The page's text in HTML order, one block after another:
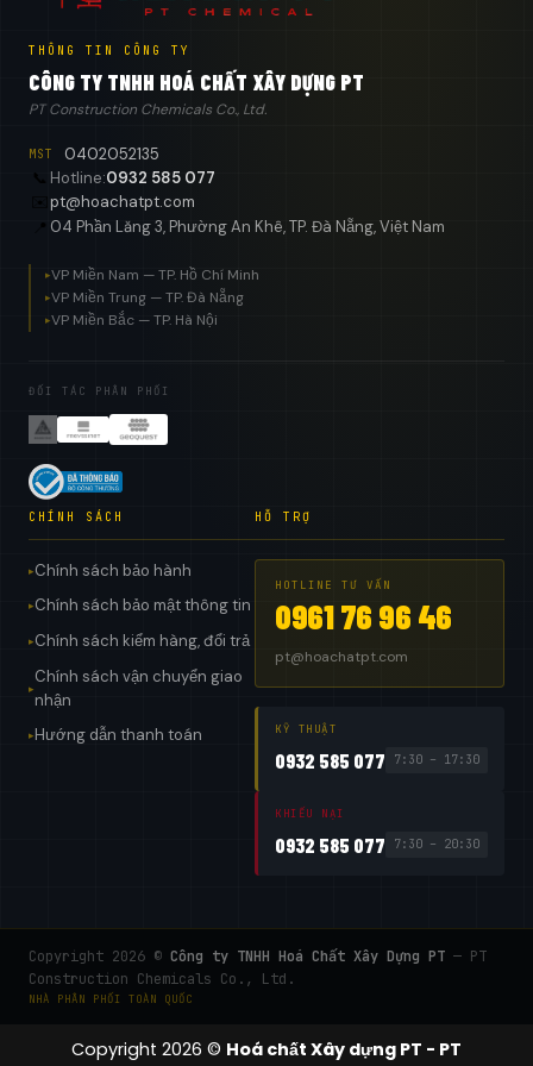
THÔNG TIN CÔNG TY
CÔNG TY TNHH HOÁ CHẤT XÂY DỰNG PT
PT Construction Chemicals Co., Ltd.
MST
0402052135
📞 Hotline:0932 585 077
pt@hoachatpt.com
📍 04 Phần Lăng 3, Phường An Khê, TP. Đà Nẵng, Việt Nam
▸VP Miền Nam — TP. Hồ Chí Minh
▸VP Miền Trung — TP. Đà Nẵng
▸VP Miền Bắc — TP. Hà Nội
ĐỐI TÁC PHÂN PHỐI
CHÍNH SÁCH
▸Chính sách bảo hành
▸Chính sách bảo mật thông tin
▸Chính sách kiểm hàng, đổi trả
▸
Chính sách vận chuyển giao
nhận
▸Hướng dẫn thanh toán
HỖ TRỢ
HOTLINE TƯ VẤN
0961 76 96 46
pt@hoachatpt.com
KỸ THUẬT
0932 585 077 7:30 – 17:30
KHIẾU NẠI
0932 585 077 7:30 – 20:30
Copyright 2026 © Công ty TNHH Hoá Chất Xây Dựng PT — PT
Construction Chemicals Co., Ltd.
NHÀ PHÂN PHỐI TOÀN QUỐC
Copyright 2026 © Hoá chất Xây dựng PT - PT